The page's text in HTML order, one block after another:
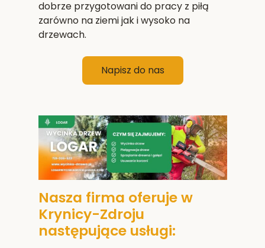
dobrze przygotowani do pracy z piłą
zarówno na ziemi jak i wysoko na
drzewach.
Napisz do nas
Nasza firma oferuje w
Krynicy-Zdroju
następujące usługi: